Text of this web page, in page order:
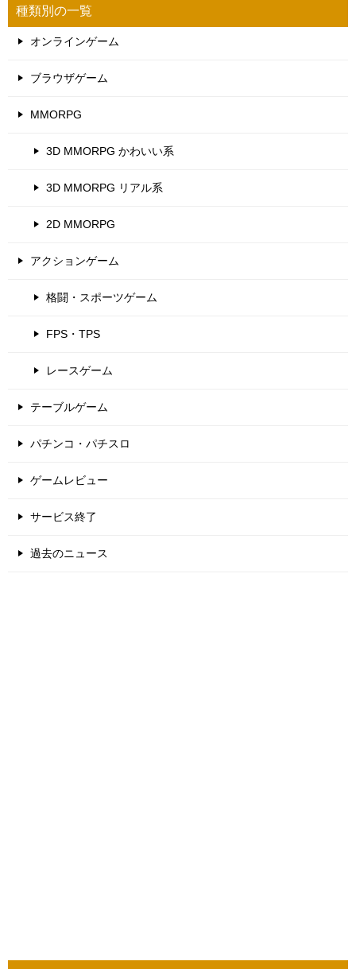
種類別の一覧
オンラインゲーム
ブラウザゲーム
MMORPG
3D MMORPG かわいい系
3D MMORPG リアル系
2D MMORPG
アクションゲーム
格闘・スポーツゲーム
FPS・TPS
レースゲーム
テーブルゲーム
パチンコ・パチスロ
ゲームレビュー
サービス終了
過去のニュース